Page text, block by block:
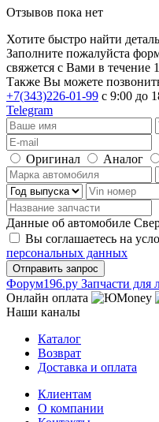
Отзывов пока нет
Хотите быстро найти
Заполните пожалуйста
свяжется с Вами в течение
Также Вы можете
+7(343)226-01-99 с 9:00 до
Telegram
Оригинал Аналог
Данные об автомобиле
Вы соглашаетесь на
персональных данных
Фoрум196.ру Запчасти для
Онлайн оплата
Наши каналы
Каталог
Возврат
Доставка и оплата
Клиентам
О компании